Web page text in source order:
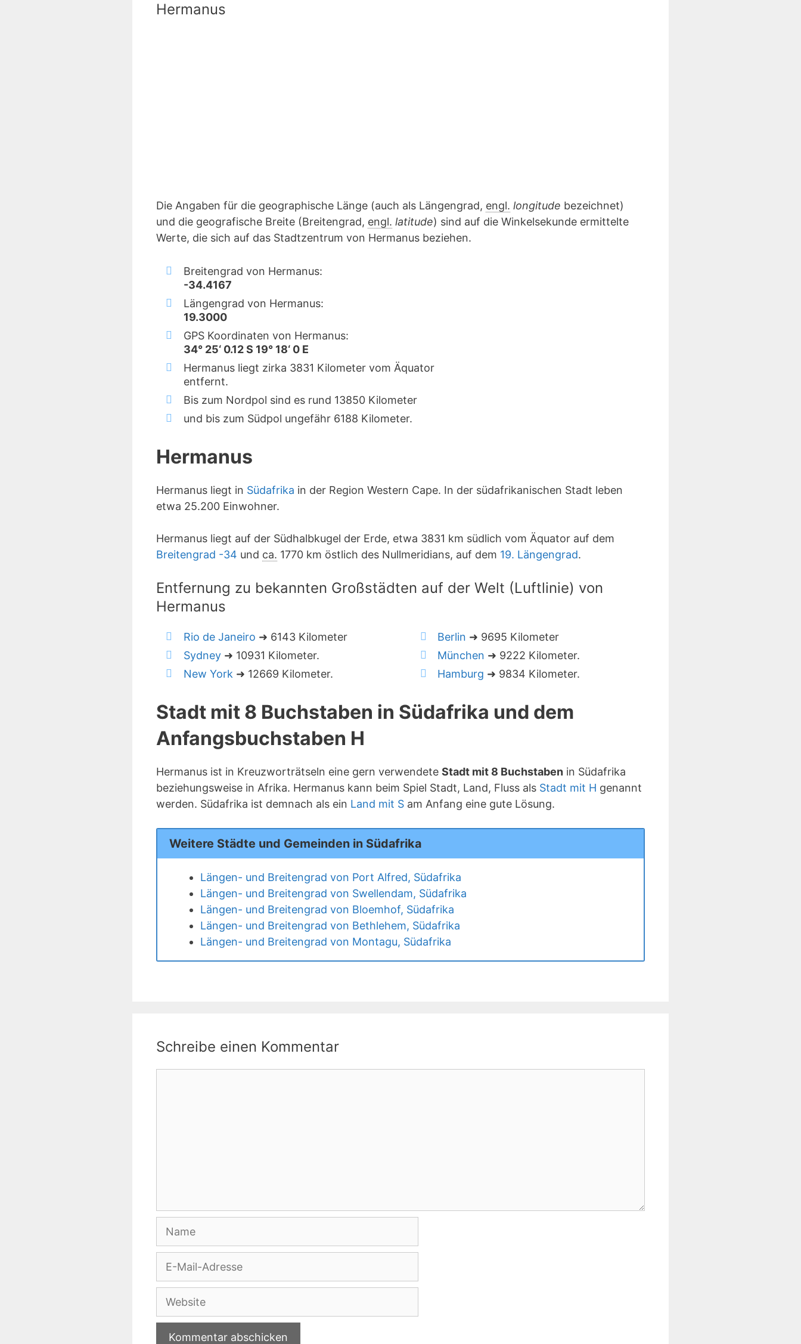
Hermanus
Die Angaben für die geographische Länge (auch als Längengrad, engl. longitude bezeichnet)
und die geografische Breite (Breitengrad, engl. latitude) sind auf die Winkelsekunde ermittelte
Werte, die sich auf das Stadtzentrum von Hermanus beziehen.
Breitengrad von Hermanus:
-34.4167
Längengrad von Hermanus:
19.3000
GPS Koordinaten von Hermanus:
34° 25‘ 0.12 S 19° 18‘ 0 E
Hermanus liegt zirka 3831 Kilometer vom Äquator
entfernt.
Bis zum Nordpol sind es rund 13850 Kilometer
und bis zum Südpol ungefähr 6188 Kilometer.
Hermanus
Hermanus liegt in Südafrika in der Region Western Cape. In der südafrikanischen Stadt leben
etwa 25.200 Einwohner.
Hermanus liegt auf der Südhalbkugel der Erde, etwa 3831 km südlich vom Äquator auf dem
Breitengrad -34 und ca. 1770 km östlich des Nullmeridians, auf dem 19. Längengrad.
Entfernung zu bekannten Großstädten auf der Welt (Luftlinie) von
Hermanus
Rio de Janeiro ➜ 6143 Kilometer
Sydney ➜ 10931 Kilometer.
New York ➜ 12669 Kilometer.
Berlin ➜ 9695 Kilometer
München ➜ 9222 Kilometer.
Hamburg ➜ 9834 Kilometer.
Stadt mit 8 Buchstaben in Südafrika und dem
Anfangsbuchstaben H
Hermanus ist in Kreuzworträtseln eine gern verwendete Stadt mit 8 Buchstaben in Südafrika
beziehungsweise in Afrika. Hermanus kann beim Spiel Stadt, Land, Fluss als Stadt mit H genannt
werden. Südafrika ist demnach als ein Land mit S am Anfang eine gute Lösung.
Weitere Städte und Gemeinden in Südafrika
Längen- und Breitengrad von Port Alfred, Südafrika
Längen- und Breitengrad von Swellendam, Südafrika
Längen- und Breitengrad von Bloemhof, Südafrika
Längen- und Breitengrad von Bethlehem, Südafrika
Längen- und Breitengrad von Montagu, Südafrika
Schreibe einen Kommentar
Adresse
Website